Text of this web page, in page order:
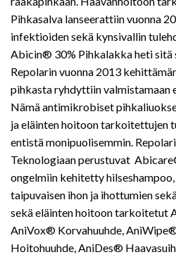
Pihkasalva lanseerattiin vuonna
infektioiden sekä kynsivallin
Abicin® 30% Pihkalakka heti sitä
Repolarin vuonna 2013
pihkasta ryhdyttiin valmistamaan
Nämä antimikrobiset
ja eläinten hoitoon tarkoitettujen
entistä monipuolisemmin.
Teknologiaan perustuvat
ongelmiin kehitetty
taipuvaisen ihon ja ihottumien
sekä eläinten hoitoon tarkoitetut
AniVox® Korvahuuhde,
Hoitohuuhde, AniDes®